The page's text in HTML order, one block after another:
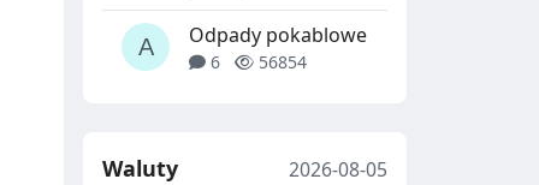
Odpady pokablowe
6 56854
Waluty
2026-08-05